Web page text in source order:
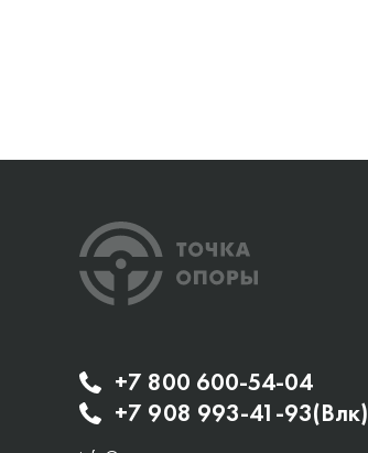
+7 800 600-54-04
+7 908 993-41-93(Влк)